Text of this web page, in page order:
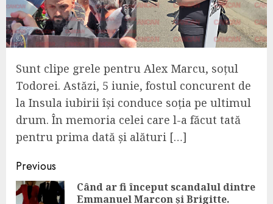
Sunt clipe grele pentru Alex Marcu, soțul
Todorei. Astăzi, 5 iunie, fostul concurent de
la Insula iubirii își conduce soția pe ultimul
drum. În memoria celei care l-a făcut tată
pentru prima dată și alături […]
Continue
Reading
Previous
Când ar fi început scandalul dintre
Emmanuel Marcon și Brigitte.